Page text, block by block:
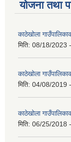
योजना तथा
काठेखोला
मिति: 08/18/2023
काठेखोला
मिति: 04/08/2019
काठेखोला
मिति: 06/25/2018